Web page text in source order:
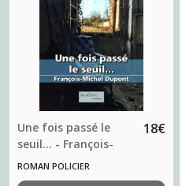
Une fois passé le
seuil... - François-
Michel Dupont
18€
ROMAN POLICIER